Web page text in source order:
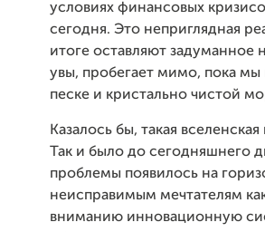
условиях финансовых
сегодня. Это неприглядная
итоге оставляют задуманное
увы, пробегает мимо, пока
песке и кристально чистой
Казалось бы, такая
Так и было до сегодняшнего
проблемы появилось на
неисправимым мечтателям
вниманию инновационную